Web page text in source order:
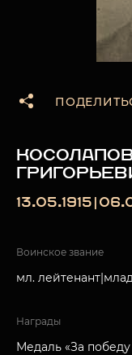
Воинское звание
мл.
Награды
Медаль «За